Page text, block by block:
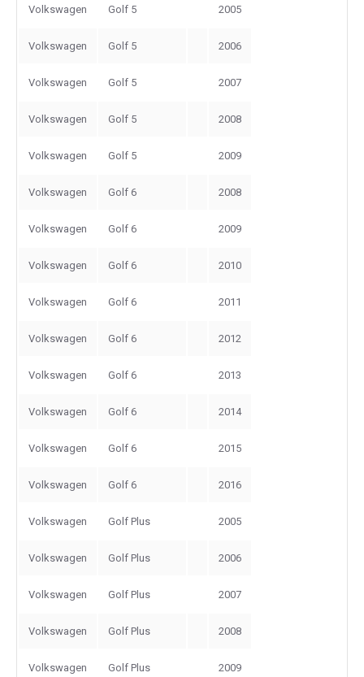
Volkswagen Golf 5 2005
Volkswagen Golf 5 2006
Volkswagen Golf 5 2007
Volkswagen Golf 5 2008
Volkswagen Golf 5 2009
Volkswagen Golf 6 2008
Volkswagen Golf 6 2009
Volkswagen Golf 6 2010
Volkswagen Golf 6 2011
Volkswagen Golf 6 2012
Volkswagen Golf 6 2013
Volkswagen Golf 6 2014
Volkswagen Golf 6 2015
Volkswagen Golf 6 2016
Volkswagen Golf Plus 2005
Volkswagen Golf Plus 2006
Volkswagen Golf Plus 2007
Volkswagen Golf Plus 2008
Volkswagen Golf Plus 2009